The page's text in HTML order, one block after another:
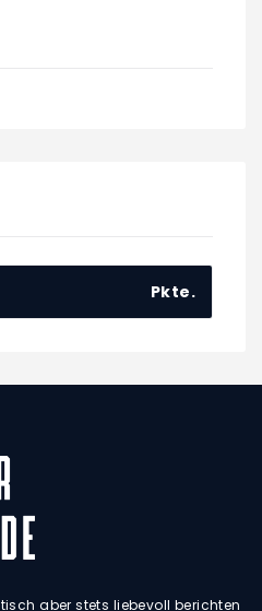
Pkte.
aber stets liebevoll berichten